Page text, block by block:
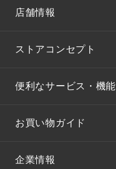
店舗情報
ストアコンセプト
便利なサービス・機能
お買い物ガイド
企業情報